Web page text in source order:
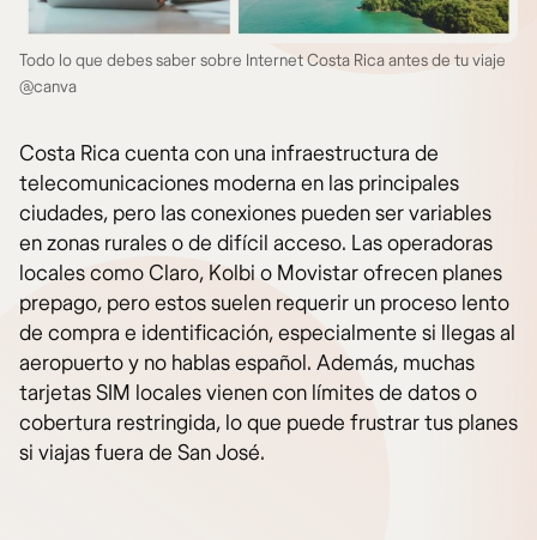
Todo lo que debes saber sobre Internet Costa Rica antes de tu viaje
@canva
Costa Rica cuenta con una infraestructura de
telecomunicaciones moderna en las principales
ciudades, pero las conexiones pueden ser variables
en zonas rurales o de difícil acceso. Las operadoras
locales como Claro, Kolbi o Movistar ofrecen planes
prepago, pero estos suelen requerir un proceso lento
de compra e identificación, especialmente si llegas al
aeropuerto y no hablas español. Además, muchas
tarjetas SIM locales vienen con límites de datos o
cobertura restringida, lo que puede frustrar tus planes
si viajas fuera de San José.